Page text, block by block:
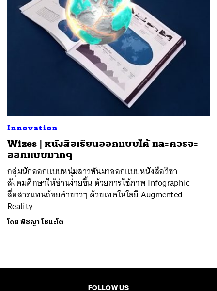
Innovation
Wizes | หนังสือเรียนออกแบบได้ และควรจะ
ออกแบบมากๆ
กลุ่มนักออกแบบหนุ่มสาวหันมาออกแบบหนังสือวิชา
สังคมศึกษาให้อ่านง่ายขึ้น ด้วยการใช้ภาพ Infographic
สื่อสารแทนถ้อยคำยาวๆ ด้วยเทคโนโลยี Augmented
Reality
โดยพิชญา โชนะโต
FOLLOW US
LINE